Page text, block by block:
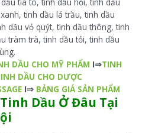
tinh dầu lá trầu, tinh dầu
dầu vỏ quýt, tinh dầu thông, tinh
tràm trà, tinh dầu tỏi, tinh dầu
DẦU CHO MỸ PHẨM I⇒TINH
DẦU CHO DƯỢC
I⇒ BẢNG GIÁ SẢN PHẨM
Dầu ỞĐâu Tại